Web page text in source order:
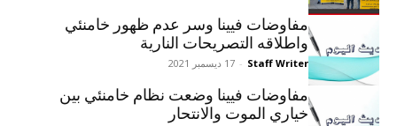
مفاوضات فيينا وسر عدم ظهور خامنئي
واطلاقه التصريحات النارية
Staff Writer
- 17 ديسمبر 2021
مفاوضات فيينا وضعت نظام خامنئي بين
خياري الموت والانتحار